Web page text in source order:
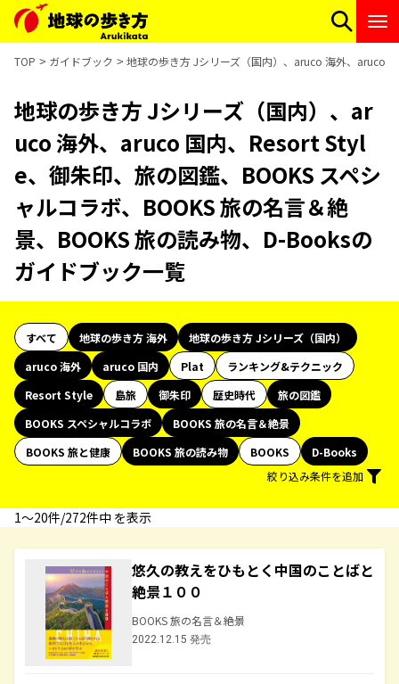
TOP ガイドブック 地球の歩き方 Jシリーズ（国内）、aruco 海外、aruco
地球の歩き方 Jシリーズ（国内）、ar
uco 海外、aruco 国内、Resort Styl
e、御朱印、旅の図鑑、BOOKS スペシ
ャルコラボ、BOOKS 旅の名言＆絶
景、BOOKS 旅の読み物、D-Booksの
ガイドブック一覧
すべて 地球の歩き方 海外
地球の歩き方 Jシリーズ（国内）
aruco 海外
aruco 国内 Plat
ランキング&テクニック
Resort Style
島旅 御朱印 歴史時代
旅の図鑑
BOOKS スペシャルコラボ
BOOKS 旅の名言＆絶景
BOOKS 旅と健康
BOOKS 旅の読み物 BOOKS
D-Books
絞り込み条件を追加
1〜20件/272件中 を表示
悠久の教えをひもとく中国のことばと
絶景１００
BOOKS 旅の名言＆絶景
2022.12.15 発売